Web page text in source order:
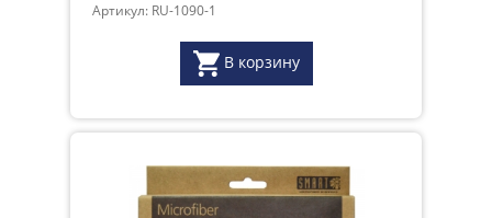
Артикул: RU-1090-1
В корзину